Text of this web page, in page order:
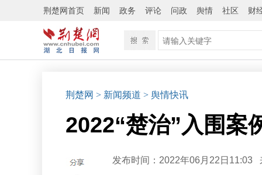
荆楚网首页 新闻 政务 评论 问政 舆情 社区 财
荆楚网 > 新闻频道 > 舆情快讯
2022“楚治”入围案
发布时间：2022年06月22日11:03